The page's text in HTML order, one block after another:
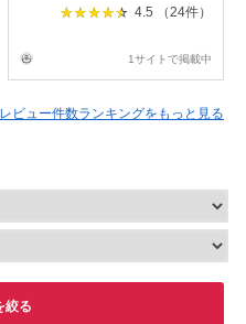
4.5 （24件）
1サイトで掲載中
レビュー件数ランキングをもっと見る
絞る